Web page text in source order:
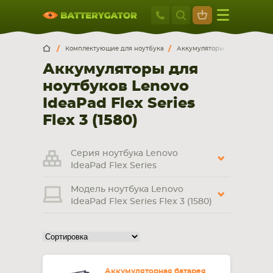
Москва
+7 495 414
Москва Санкт-Петербург
г. Москва, ул. Ткацкая, 5с3 (м. Семеновская)
5 мин. ходьбы от ст.м. “Семеновская”
+7 495 414 28 59
Обратный звонок
Пн-Вс:
смартфона, планшета
НОУТБУКА ПЛАНШЕТА
Комплектующие для ноутбука Аккумуляторы для ноутбуков
Аккумуляторы для
ноутбуков Lenovo
IdeaPad Flex Series
Flex 3 (1580)
Серия ноутбука Lenovo
IdeaPad Flex Series
Модель ноутбука Lenovo
IdeaPad Flex Series Flex 3 (1580)
Аккумуляторная батарея